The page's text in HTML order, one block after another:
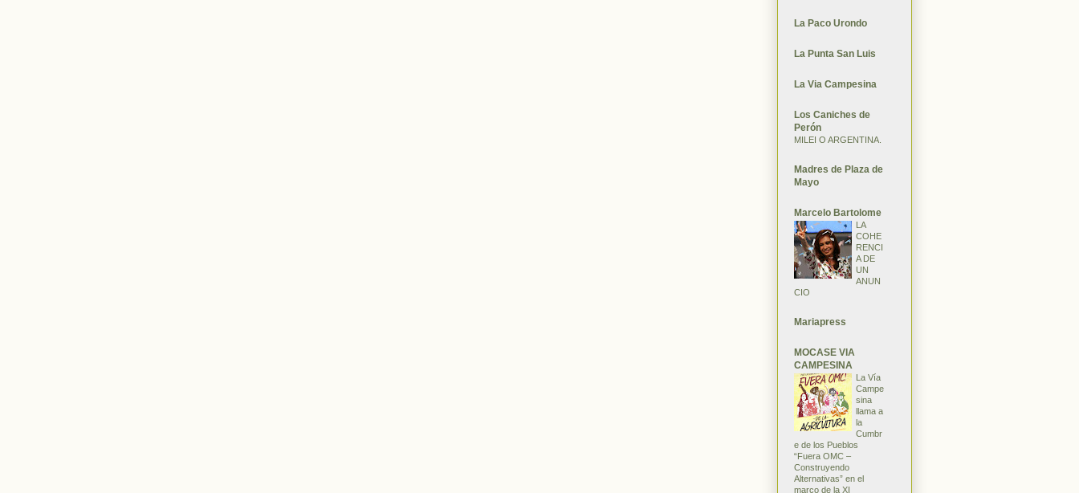
La Paco Urondo
La Punta San Luis
La Via Campesina
Los Caniches de
Perón
MILEI O ARGENTINA.
Madres de Plaza de
Mayo
Marcelo Bartolome
LA
COHE
RENCI
A DE
UN
ANUN
CIO
Mariapress
MOCASE VIA
CAMPESINA
La Vía
Campe
sina
llama a
la
Cumbr
e de los Pueblos
“Fuera OMC –
Construyendo
Alternativas” en el
marco de la XI